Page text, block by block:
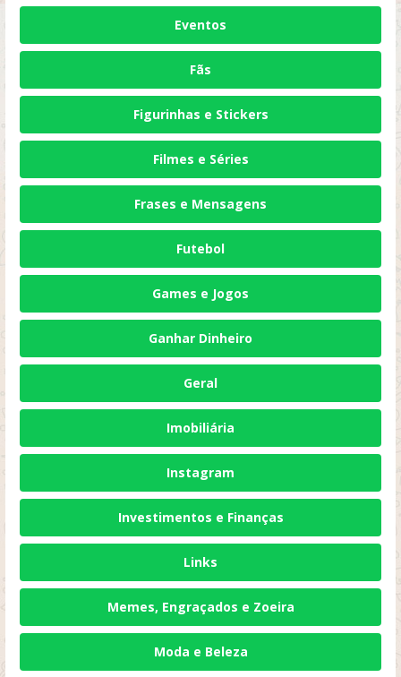
Eventos
Fãs
Figurinhas e Stickers
Filmes e Séries
Frases e Mensagens
Futebol
Games e Jogos
Ganhar Dinheiro
Geral
Imobiliária
Instagram
Investimentos e Finanças
Links
Memes, Engraçados e Zoeira
Moda e Beleza